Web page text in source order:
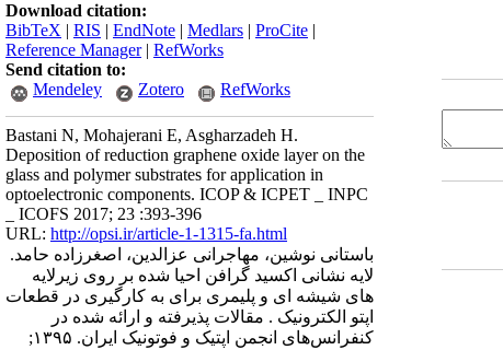
Download citation:
BibTeX | RIS | EndNote | Medlars | ProCite |
Reference Manager| RefWorks
Send citation to:
Mendeley
Zotero RefWorks
Bastani N, Mohajerani E, Asgharzadeh H.
Deposition of reduction graphene oxide layer on the
glass and polymer substrates for application in
optoelectronic components. ICOP & ICPET _ INPC
_ ICOFS 2017; 23 :393-396
URL: http://opsi.ir/article-1-1315-fa.html
باستانی نوشین، مهاجرانی عزالدین، اصغرزاده حامد.
لایه نشانی اکسید گرافن احیا شده بر روی زیرلایه
های شیشه ای و پلیمری برای به کارگیری در قطعات
اپتو الکترونیک . مقالات پذیرفته و ارائه شده در
کنفرانس‌های انجمن اپتیک و فوتونیک ایران. ۱۳۹۵;